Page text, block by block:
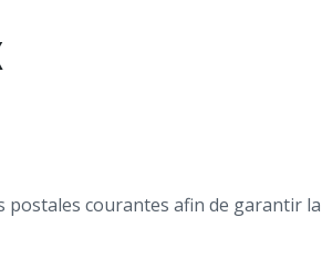
courantes afin de garantir